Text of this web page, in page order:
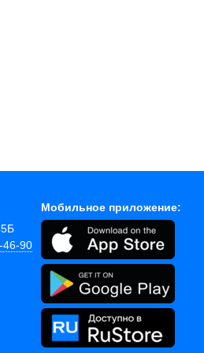
46-90
Мобильное приложение: